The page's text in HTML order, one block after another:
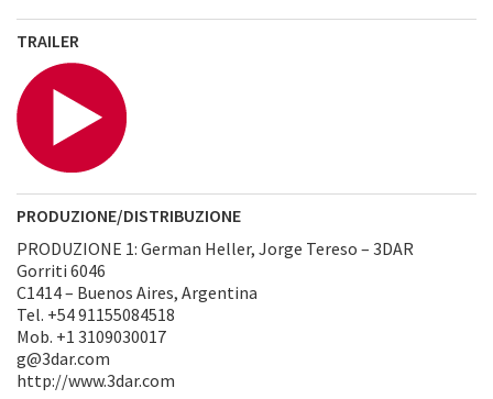
TRAILER
PRODUZIONE/DISTRIBUZIONE
PRODUZIONE 1: German Heller, Jorge Tereso – 3DAR
Gorriti 6046
C1414 – Buenos Aires, Argentina
Tel. +54 91155084518
Mob. +1 3109030017
g@3dar.com
http://www.3dar.com